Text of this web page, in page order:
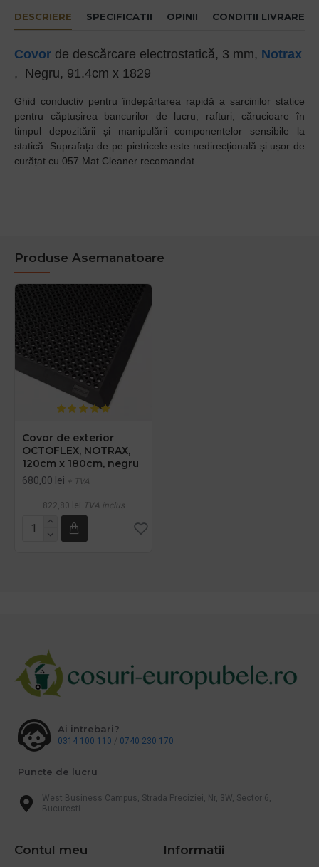
DESCRIERE SPECIFICATII OPINII CONDITII LIVRARE
Covor de descărcare electrostatică, 3 mm, Notrax
, Negru, 91.4cm x 1829
Ghid conductiv pentru îndepărtarea rapidă a sarcinilor statice
pentru căptușirea bancurilor de lucru, rafturi, cărucioare în
timpul depozitării și manipulării componentelor sensibile la
statică. Suprafața de pe pietricele este nedirecțională și ușor de
curățat cu 057 Mat Cleaner recomandat.
Produse Asemanatoare
Covor de exterior
OCTOFLEX, NOTRAX,
120cm x 180cm, negru
680,00 lei + TVA
822,80 lei TVA inclus
Ai intrebari?
0314 100 110 / 0740 230 170
Puncte de lucru
West Business Campus, Strada Preciziei, Nr, 3W, Sector 6,
Bucuresti
Contul meu Informatii